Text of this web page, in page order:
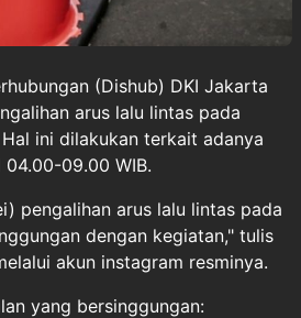
(Dishub) DKI Jakarta
arus lalu lintas pada
ini dilakukan terkait adanya
09.00 WIB.
pengalihan arus lalu lintas pada
dengan kegiatan," tulis
akun instagram resminya.
yang bersinggungan: